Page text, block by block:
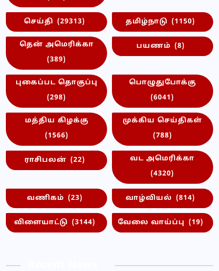
செய்தி (29313) தமிழ்நாடு (1150)
தென் அமெரிக்கா
(389)
பயணம் (8)
புகைப்பட தொகுப்பு
(298)
பொழுதுபோக்கு
(6041)
மத்திய கிழக்கு
(1566)
முக்கிய செய்திகள்
(788)
ராசிபலன் (22)
வட அமெரிக்கா
(4320)
வணிகம் (23) வாழ்வியல் (814)
விளையாட்டு (3144) வேலை வாய்ப்பு (19)